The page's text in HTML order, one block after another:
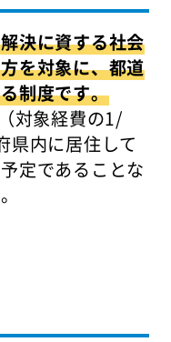
決に資する社会
を対象に、都道
制度です。
対象経費の1/
県内に居住して
定であることな